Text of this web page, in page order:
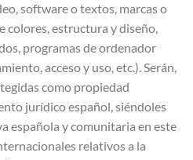
software o textos, marcas o
colores, estructura y diseño,
programas de ordenador
acceso y uso, etc.). Serán,
como propiedad
jurídico español, siéndoles
española y comunitaria en este
relativos a la